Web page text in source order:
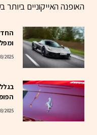
האופנה האייקוניים
2025
2025